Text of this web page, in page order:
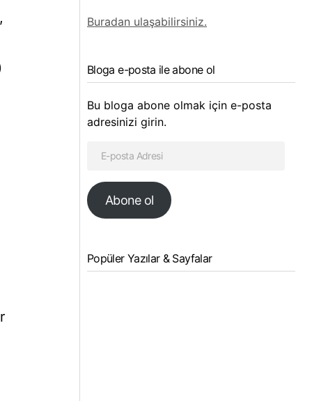
Buradan ulaşabilirsiniz.
Bloga e-posta ile abone ol
Bu bloga abone olmak için e-posta
adresinizi girin.
Abone ol
Popüler Yazılar & Sayfalar